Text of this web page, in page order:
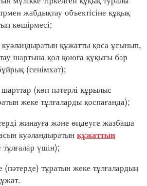
жабдықтау объектісіне құқық
көшірмесі;
құжатты қоса ұсынып,
шартына қол қоюға құқығы бар
(сенімхат);
(көп пәтерлі құрылыс
жеке тұлғаларды қоспағанда);
жинауға және өңдеуге жазбаша
куәландыратын құжаттың
үшін);
тұратын жеке тұлғалардың